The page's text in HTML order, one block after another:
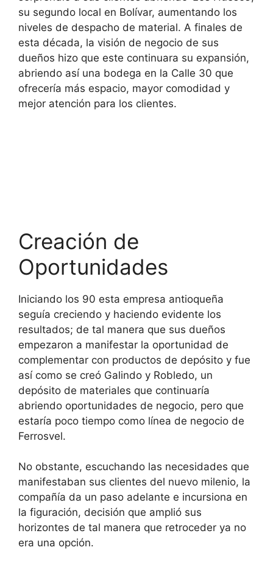
su segundo local en Bolívar, aumentando los
niveles de despacho de material. A finales de
esta década, la visión de negocio de sus
dueños hizo que este continuara su expansión,
abriendo así una bodega en la Calle 30 que
ofrecería más espacio, mayor comodidad y
mejor atención para los clientes.
Creación de
Oportunidades
Iniciando los 90 esta empresa antioqueña
seguía creciendo y haciendo evidente los
resultados; de tal manera que sus dueños
empezaron a manifestar la oportunidad de
complementar con productos de depósito y fue
así como se creó Galindo y Robledo, un
depósito de materiales que continuaría
abriendo oportunidades de negocio, pero que
estaría poco tiempo como línea de negocio de
Ferrosvel.
No obstante, escuchando las necesidades que
manifestaban sus clientes del nuevo milenio, la
compañía da un paso adelante e incursiona en
la figuración, decisión que amplió sus
horizontes de tal manera que retroceder ya no
era una opción.